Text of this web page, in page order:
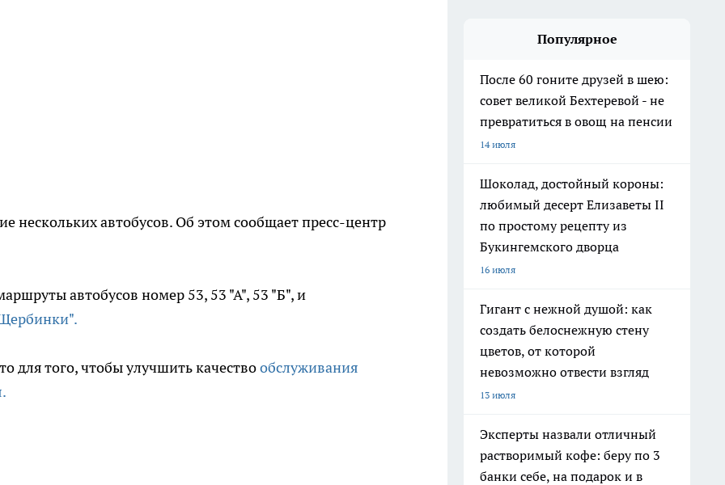
автобусов. Об этом сообщает пресс-центр
автобусов номер 53, 53 "А", 53 "Б", и
для того, чтобы улучшить качествообслуживания
Популярное
После 60 гоните друзей в шею:
совет великой Бехтеревой - не
превратиться в овощ на пенсии
14 июля
Шоколад, достойный короны:
любимый десерт Елизаветы II
по простому рецепту из
Букингемского дворца
16 июля
Гигант с нежной душой: как
создать белоснежную стену
цветов, от которой
невозможно отвести взгляд
13 июля
Эксперты назвали отличный
растворимый кофе: беру по 3
банки себе, на подарок и в